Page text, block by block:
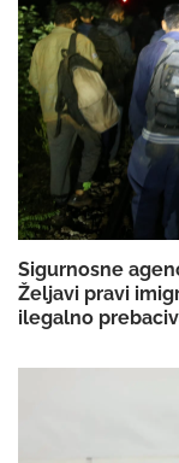
Sigurnosne
Željavi pravi
ilegalno